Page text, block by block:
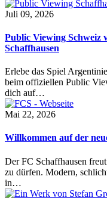
Juli 09, 2026
Public Viewing Schweiz
Schaffhausen
Erlebe das Spiel
beim offiziellen Public
dich auf…
Mai 22, 2026
Willkommen auf der
Der FC Schaffhausen
zu dürfen. Modern,
in…